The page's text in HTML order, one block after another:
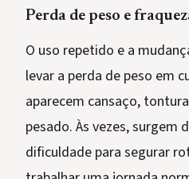
Perda de peso e
O uso repetido e a
levar a perda de peso em
aparecem cansaço,
pesado. Às vezes, surgem
dificuldade para segurar